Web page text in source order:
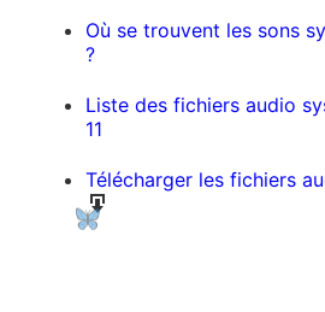
Où se trouvent les sons
?
Liste des fichiers audio
11
Télécharger les fichiers